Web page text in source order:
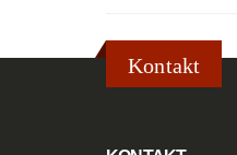
Kontakt